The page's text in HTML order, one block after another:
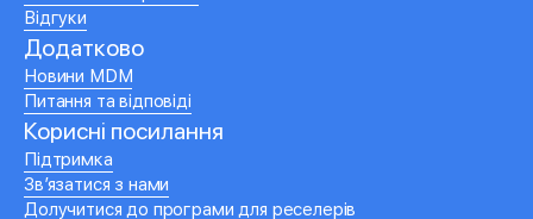
Відгуки
Додатково
Новини MDM
Питання та відповіді
Корисні посилання
Підтримка
Зв’язатися з нами
Долучитися до програми для реселерів